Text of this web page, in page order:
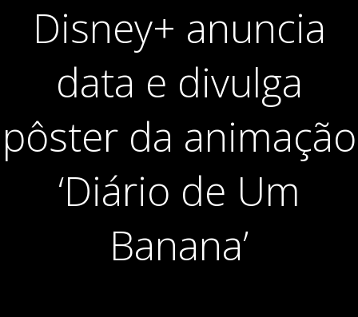
Disney+ anuncia
data e divulga
pôster da animação
‘Diário de Um
Banana’